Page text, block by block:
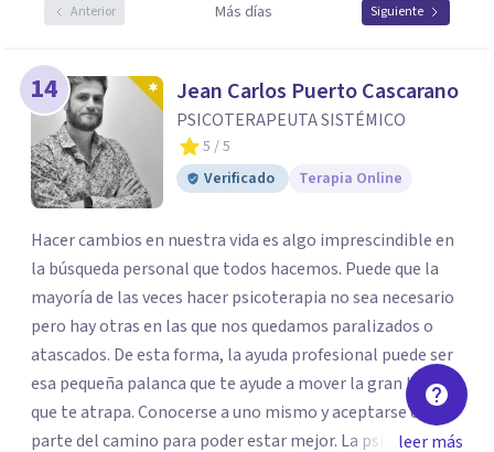
Anterior Más días Siguiente
14 Jean Carlos Puerto Cascarano
PSICOTERAPEUTA SISTÉMICO
5 / 5
Verificado
Terapia Online
Hacer cambios en nuestra vida es algo imprescindible en
la búsqueda personal que todos hacemos. Puede que la
mayoría de las veces hacer psicoterapia no sea necesario
pero hay otras en las que nos quedamos paralizados o
atascados. De esta forma, la ayuda profesional puede ser
esa pequeña palanca que te ayude a mover la gran losa
que te atrapa. Conocerse a uno mismo y aceptarse es
parte del camino para poder estar mejor. La psicoterapia
leer más